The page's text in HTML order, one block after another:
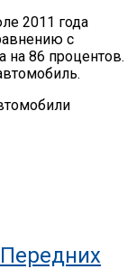
2011 года
с
на 86 процентов.